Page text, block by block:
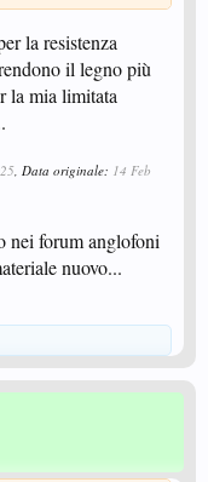
la resistenza
il legno più
la mia limitata
, Data originale: 14 Feb
nei forum anglofoni
nuovo...